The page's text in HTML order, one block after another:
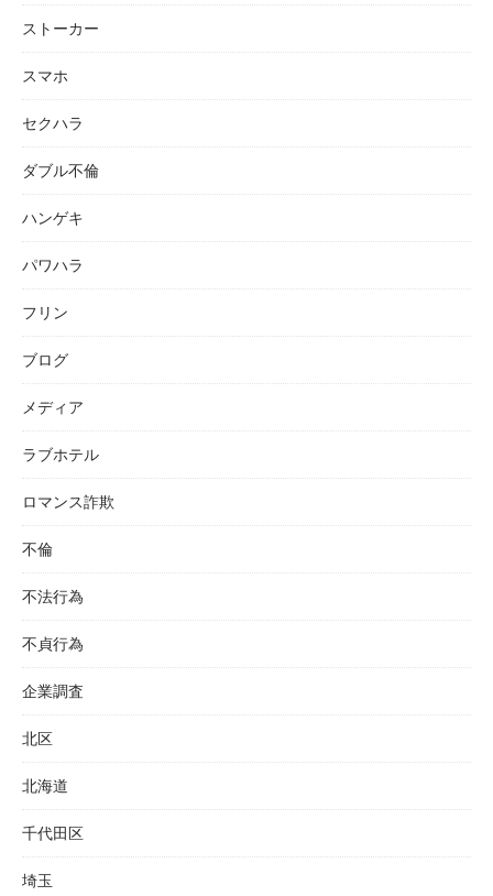
ストーカー
スマホ
セクハラ
ダブル不倫
ハンゲキ
パワハラ
フリン
ブログ
メディア
ラブホテル
ロマンス詐欺
不倫
不法行為
不貞行為
企業調査
北区
北海道
千代田区
埼玉